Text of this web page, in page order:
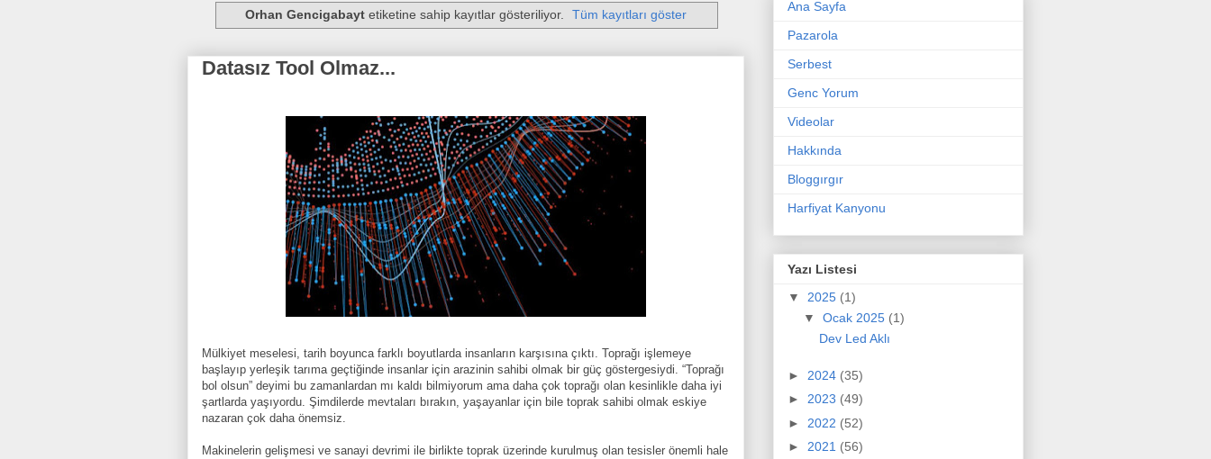
Orhan Gencigabaytetiketine sahip kayıtlar gösteriliyor. Tüm kayıtları göster
Datasız Tool Olmaz...
Mülkiyet meselesi, tarih boyunca farklı boyutlarda insanların karşısına çıktı. Toprağı işlemeye
başlayıp yerleşik tarıma geçtiğinde insanlar için arazinin sahibi olmak bir güç göstergesiydi. “Toprağı
bol olsun” deyimi bu zamanlardan mı kaldı bilmiyorum ama daha çok toprağı olan kesinlikle daha iyi
şartlarda yaşıyordu. Şimdilerde mevtaları bırakın, yaşayanlar için bile toprak sahibi olmak eskiye
nazaran çok daha önemsiz.
Makinelerin gelişmesi ve sanayi devrimi ile birlikte toprak üzerinde kurulmuş olan tesisler önemli hale
Ana Sayfa
Pazarola
Serbest
Genc Yorum
Videolar
Hakkında
Bloggırgır
Harfiyat Kanyonu
Yazı Listesi
▼ 2025 (1)
▼ Ocak 2025 (1)
Dev Led Aklı
► 2024 (35)
► 2023 (49)
► 2022 (52)
► 2021 (56)